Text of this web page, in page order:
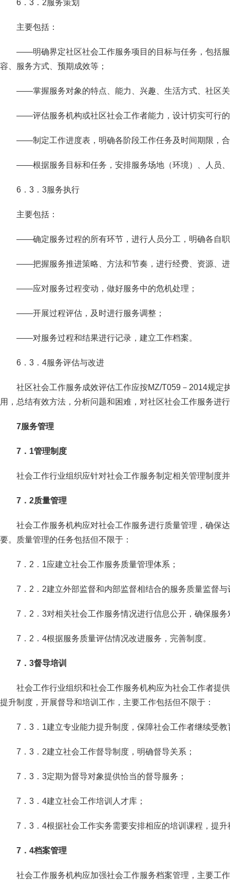
6．3．2服务策划
主要包括：
——明确界定社区社会工作服务项目的目标与任务，包括
容、服务方式、预期成效等；
——掌握服务对象的特点、能力、兴趣、生活方式、社区
——评估服务机构或社区社会工作者能力，设计切实可行
——制定工作进度表，明确各阶段工作任务及时间期限，
——根据服务目标和任务，安排服务场地（环境）、人员
6．3．3服务执行
主要包括：
——确定服务过程的所有环节，进行人员分工，明确各自
——把握服务推进策略、方法和节奏，进行经费、资源、
——应对服务过程变动，做好服务中的危机处理；
——开展过程评估，及时进行服务调整；
——对服务过程和结果进行记录，建立工作档案。
6．3．4服务评估与改进
社区社会工作服务成效评估工作应按MZ/T059－2014规定
用，总结有效方法，分析问题和困难，对社区社会工作服务进
7服务管理
7．1管理制度
社会工作行业组织应针对社会工作服务制定相关管理制度
7．2质量管理
社会工作服务机构应对社会工作服务进行质量管理，确保
要。质量管理的任务包括但不限于：
7．2．1应建立社会工作服务质量管理体系；
7．2．2建立外部监督和内部监督相结合的服务质量监督与
7．2．3对相关社会工作服务情况进行信息公开，确保服
7．2．4根据服务质量评估情况改进服务，完善制度。
7．3督导培训
社会工作行业组织和社会工作服务机构应为社会工作者提
提升制度，开展督导和培训工作，主要工作包括但不限于：
7．3．1建立专业能力提升制度，保障社会工作者继续受教
7．3．2建立社会工作督导制度，明确督导关系；
7．3．3定期为督导对象提供恰当的督导服务；
7．3．4建立社会工作培训人才库；
7．3．4根据社会工作实务需要安排相应的培训课程，提
7．4档案管理
社会工作服务机构应加强社会工作服务档案管理，主要工